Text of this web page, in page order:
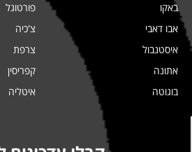
באקו
אבו דאבי
איסטנבול
אתונה
בוגוטה
פורטוגל
צ'כיה
צרפת
קפריסין
איטליה